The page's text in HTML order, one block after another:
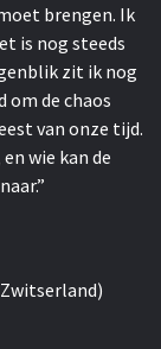
brengen. Ik
is nog steeds
zit ik nog
om de chaos
van onze tijd.
wie kan de